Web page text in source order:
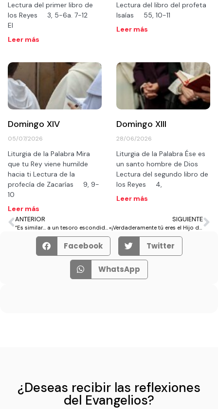
Lectura del primer libro de
los Reyes 3, 5-6a. 7-12
El
Leer más
Lectura del libro del profeta
Isaías 55, 10-11
Leer más
Domingo XIV
05/07/2026
Liturgia de la Palabra Mira
que tu Rey viene humilde
hacia ti Lectura de la
profecía de Zacarías 9, 9-
10
Leer más
Domingo XIII
28/06/2026
Liturgia de la Palabra Ése es
un santo hombre de Dios
Lectura del segundo libro de
los Reyes 4,
Leer más
ANTERIOR SIGUIENTE
Facebook Twitter
WhatsApp
¿Deseas recibir las reflexiones
del Evangelios?